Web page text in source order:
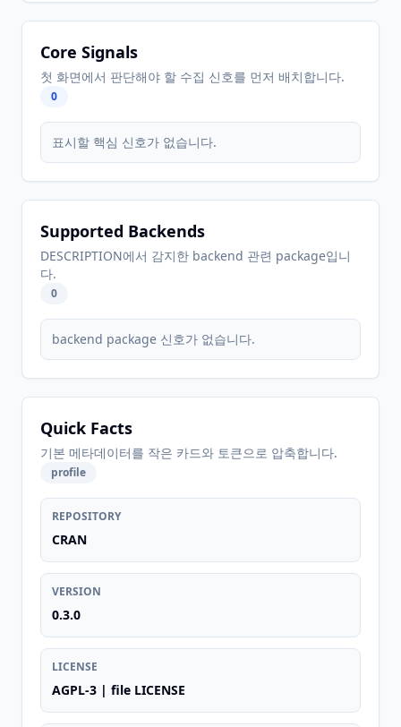
Core Signals
첫 화면에서 판단해야 할 수집 신호를 먼저 배치합니다.
0
표시할 핵심 신호가 없습니다.
Supported Backends
DESCRIPTION에서 감지한 backend 관련 package입니
다.
0
backend package 신호가 없습니다.
Quick Facts
기본 메타데이터를 작은 카드와 토큰으로 압축합니다.
profile
REPOSITORY
CRAN
VERSION
0.3.0
LICENSE
AGPL-3 | file LICENSE